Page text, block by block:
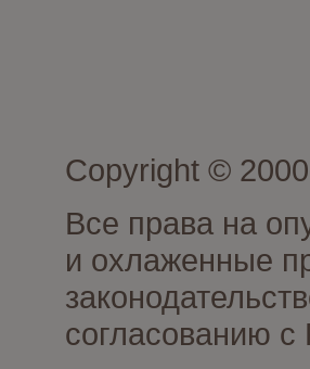
Copyright ©
Все права на
и охлаженные
согласованию с